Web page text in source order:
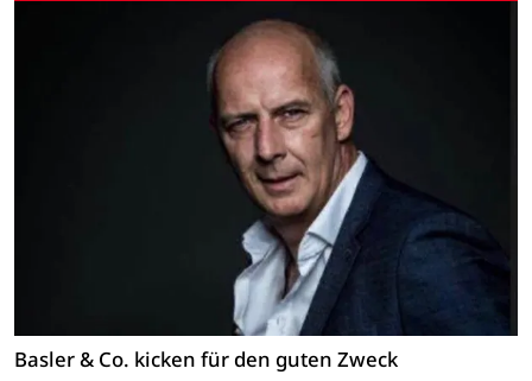
Basler & Co. kicken für den guten Zweck